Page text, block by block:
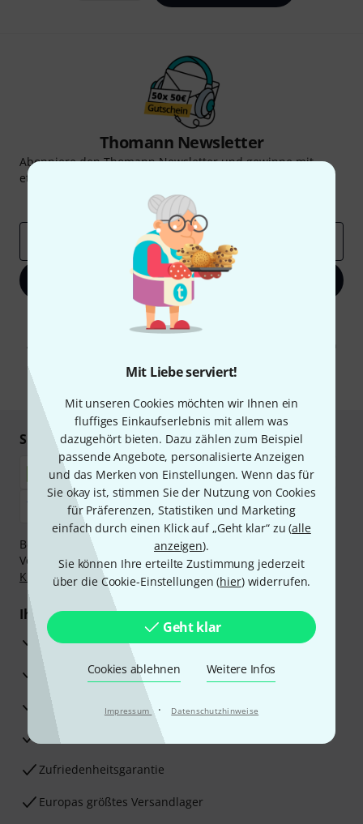
Mit Liebe serviert!
Mit unseren Cookies möchten wir Ihnen ein
fluffiges Einkaufserlebnis mit allem was
dazugehört bieten. Dazu zählen zum Beispiel
passende Angebote, personalisierte Anzeigen
und das Merken von Einstellungen. Wenn das für
Sie okay ist, stimmen Sie der Nutzung von Cookies
für Präferenzen, Statistiken und Marketing
einfach durch einen Klick auf „Geht klar“ zu (alle
anzeigen).
Sie können Ihre erteilte Zustimmung jederzeit
über die Cookie-Einstellungen (hier) widerrufen.
Geht klar
Cookies ablehnen Weitere Infos
Impressum · Datenschutzhinweise
Thomann Newsletter
Abonniere den Thomann Newsletter und gewinne mit
etwas Glück einen von
Inspirierende Beiträge
Deals
Jetzt anmelden
Mit Klick auf „Jetzt anmelden“ stimmen Sie dem Erhalt von E-Mail-
Werbung und einer Messung des E-Mail-Nutzungsverhaltens zu. Die
Abmeldung ist jederzeit möglich. Weitere Informationen finden Sie in
Sicher einkaufen & bezahlen
Bezahlen Sie vertraulich und sicher per Nachnahme,
Vorkasse, PayPal, Amazon Pay,Klarna Sofort bezahlen
Klarna Ratenzahlungoder Kreditkarte.
Ihre Vorteile
3 Jahre Thomann Garantie
30 Tage Money-Back-Garantie
Reparaturservice
Beratung durch Fachexperten
Zufriedenheitsgarantie
Europas größtes Versandlager